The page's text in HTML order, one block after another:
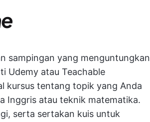
sampingan yang menguntungkan
Udemy atau Teachable
kursus tentang topik yang Anda
Inggris atau teknik matematika.
serta sertakan kuis untuk